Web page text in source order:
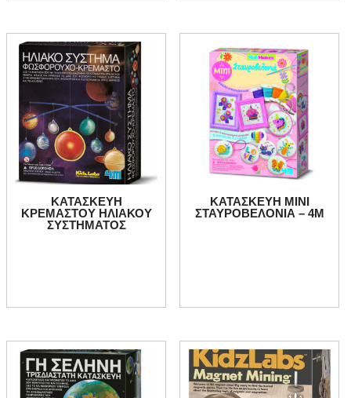
ΚΑΤΑΣΚΕΥΗ
ΚΡΕΜΑΣΤΟΥ ΗΛΙΑΚΟΥ
ΣΥΣΤΗΜΑΤΟΣ
ΚΑΤΑΣΚΕΥΗ ΜΙΝΙ
ΣΤΑΥΡΟΒΕΛΟΝΙΑ – 4Μ